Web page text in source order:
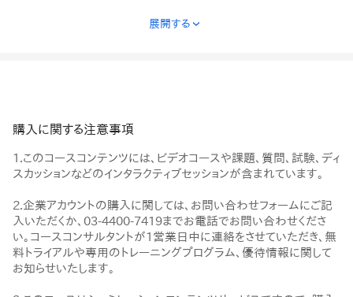
展開する ›
購入に関する注意事項
1.このコースコンテンツには、ビデオコースや課題、質問、試験、ディ
スカッションなどのインタラクティブセッションが含まれています。
2.企業アカウントの購入に関しては、お問い合わせフォームにご記
入いただくか、03-4400-7419までお電話でお問い合わせくださ
い。コースコンサルタントが1営業日中に連絡をさせていただき、無
料トライアルや専用のトレーニングプログラム、優待情報に関して
お知らせいたします。